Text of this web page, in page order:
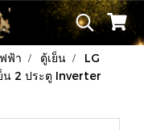
ฟ้า ตู้เย็น
LG
น 2 ประตู Inverter